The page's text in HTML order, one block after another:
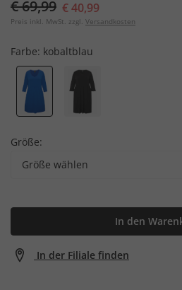
€ 69,99 € 40,99
Preis inkl. MwSt. zzgl. Versandkosten
Farbe: kobaltblau
Größe:
Größe wählen
In den
In der Filiale finden